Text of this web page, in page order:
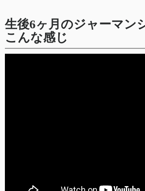
生後6ヶ月のジャーマン
こんな感じ